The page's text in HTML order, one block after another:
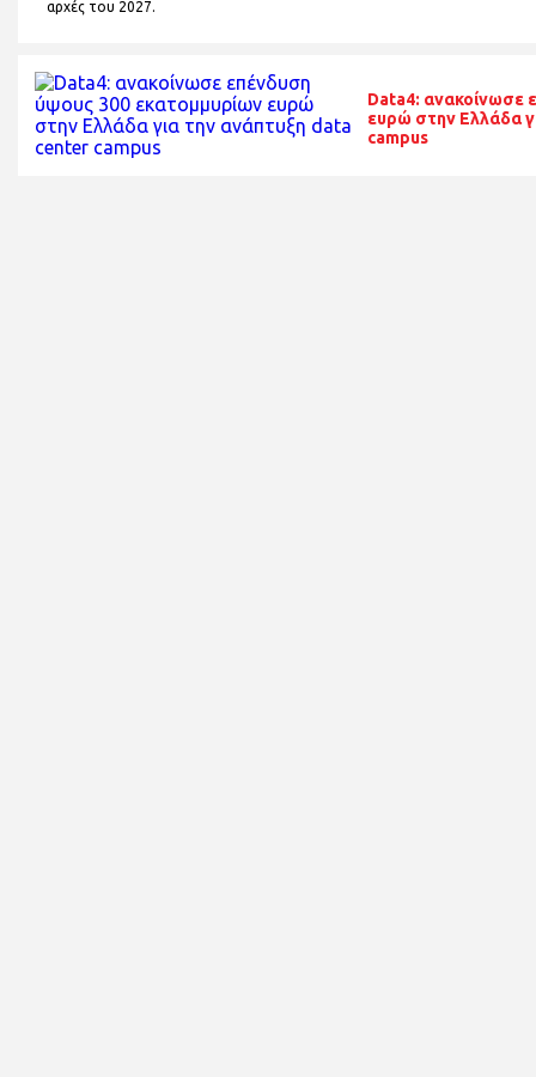
αρχές του 2027.
Data4: ανακοίνωσε
ευρώ στην Ελλάδα
campus